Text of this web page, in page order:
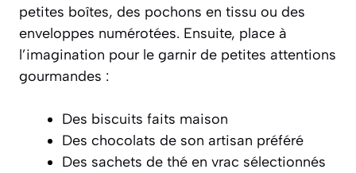
petites boîtes, des pochons en tissu ou des
enveloppes numérotées. Ensuite, place à
l’imagination pour le garnir de petites attentions
gourmandes :
Des biscuits faits maison
Des chocolats de son artisan préféré
Des sachets de thé en vrac sélectionnés